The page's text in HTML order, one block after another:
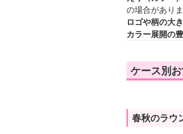
の場合があり
ロゴや柄の大
カラー展開の
ケース別
春秋のラウ